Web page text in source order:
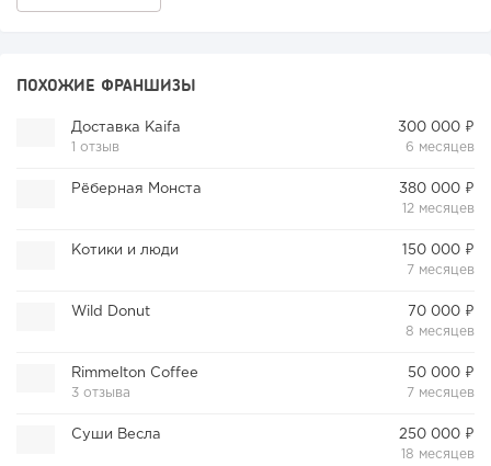
ПОХОЖИЕ ФРАНШИЗЫ
Доставка Kaifa
1 отзыв
300 000 ₽
6 месяцев
Рёберная Монста
380 000 ₽
12 месяцев
Котики и люди
150 000 ₽
7 месяцев
Wild Donut
70 000 ₽
8 месяцев
Rimmelton Coffee
3 отзыва
50 000 ₽
7 месяцев
Суши Весла
250 000 ₽
18 месяцев